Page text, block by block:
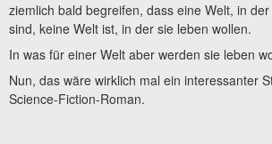
ziemlich bald begreifen, dass eine Welt, in
sind, keine Welt ist, in der sie leben wollen.
In was für einer Welt aber werden sie leben
Nun, das wäre wirklich mal ein interessanter
Science-Fiction-Roman.